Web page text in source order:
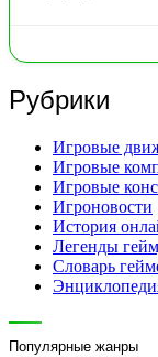
Рубрики
Игровые
Игровые
Игровые
Игроновости
История
Легенды
Словарь
Популярные жанры